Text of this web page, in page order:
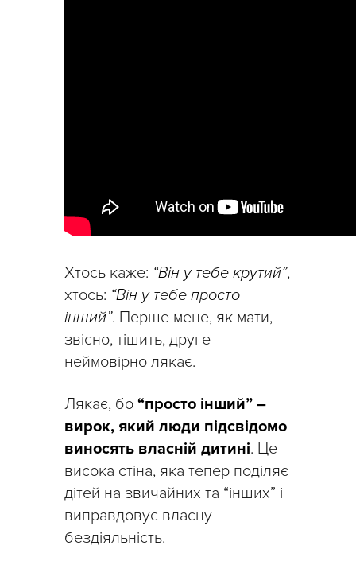
Хтось каже: “Він у тебе крутий”,
хтось: “Він у тебе просто
інший”. Перше мене, як мати,
звісно, тішить, друге –
неймовірно лякає.
Лякає, бо “просто інший” –
вирок, який люди підсвідомо
виносять власній дитині. Це
висока стіна, яка тепер поділяє
дітей на звичайних та “інших” і
виправдовує власну
бездіяльність.